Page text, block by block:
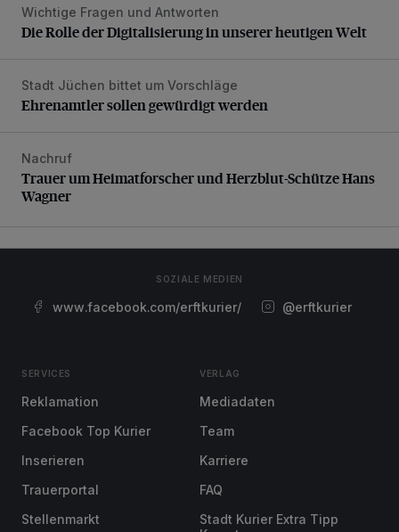
Die Rolle der Digitalisierung in unserer heutigen Welt
Wichtige Fragen und Antworten
Die Rolle der Digitalisierung in unserer heutigen Welt
Ehrenamtler sollen gewürdigt werden
Stadt Jüchen bittet um Vorschläge
Ehrenamtler sollen gewürdigt werden
Trauer um Heimatforscher und Herzblut-Schütze Hans
Nachruf
Trauer um Heimatforscher und Herzblut-Schütze Hans
Wagner
SOZIALE MEDIEN
www.facebook.com/erftkurier/ @erftkurier
SERVICES
Reklamation
Facebook Top Kurier
Inserieren
Trauerportal
Stellenmarkt
VERLAG
Mediadaten
Team
Karriere
FAQ
Stadt Kurier Extra Tipp